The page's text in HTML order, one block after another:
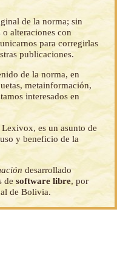
de la norma; sin
alteraciones con
para corregirlas
publicaciones.
de la norma, en
metainformación,
interesados en
es un asunto de
y beneficio de la
desarrollado
desoftware libre, por
de Bolivia.